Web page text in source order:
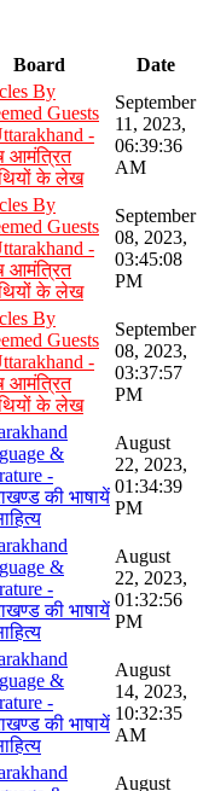
Board Date
By
Guests
-
आमंत्रित
के लेख
September
11, 2023,
06:39:36
AM
By
Guests
-
आमंत्रित
के लेख
September
08, 2023,
03:45:08
PM
By
Guests
-
आमंत्रित
के लेख
September
08, 2023,
03:37:57
PM
&
-
की भाषायें
August
22, 2023,
01:34:39
PM
&
-
की भाषायें
August
22, 2023,
01:32:56
PM
&
-
की भाषायें
August
14, 2023,
10:32:35
AM
August